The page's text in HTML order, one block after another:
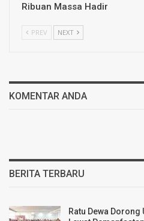
Ribuan Massa Hadir
PREV NEXT
KOMENTAR ANDA
BERITA TERBARU
Ratu Dewa